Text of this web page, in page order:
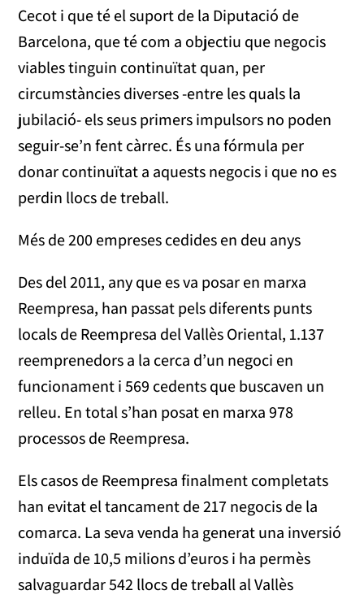
Cecot i que té el suport de la Diputació de
Barcelona, que té com a objectiu que negocis
viables tinguin continuïtat quan, per
circumstàncies diverses -entre les quals la
jubilació- els seus primers impulsors no poden
seguir-se’n fent càrrec. És una fórmula per
donar continuïtat a aquests negocis i que no es
perdin llocs de treball.
Més de 200 empreses cedides en deu anys
Des del 2011, any que es va posar en marxa
Reempresa, han passat pels diferents punts
locals de Reempresa del Vallès Oriental, 1.137
reemprenedors a la cerca d’un negoci en
funcionament i 569 cedents que buscaven un
relleu. En total s’han posat en marxa 978
processos de Reempresa.
Els casos de Reempresa finalment completats
han evitat el tancament de 217 negocis de la
comarca. La seva venda ha generat una inversió
induïda de 10,5 milions d’euros i ha permès
salvaguardar 542 llocs de treball al Vallès